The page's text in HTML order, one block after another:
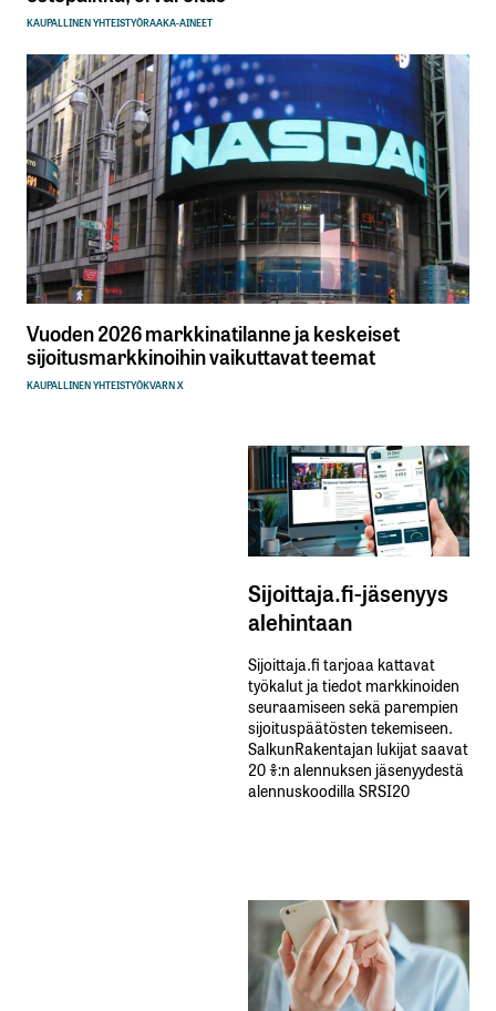
KAUPALLINEN YHTEISTYÖRAAKA-AINEET
Vuoden 2026 markkinatilanne ja keskeiset
sijoitusmarkkinoihin vaikuttavat teemat
KAUPALLINEN YHTEISTYÖKVARN X
Sijoittaja.fi-jäsenyys
alehintaan
Sijoittaja.fi tarjoaa kattavat
työkalut ja tiedot markkinoiden
seuraamiseen sekä parempien
sijoituspäätösten tekemiseen.
SalkunRakentajan lukijat saavat
20 %:n alennuksen jäsenyydestä
alennuskoodilla SRSI20